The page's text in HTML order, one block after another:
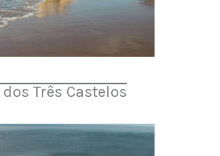
dos Três Castelos